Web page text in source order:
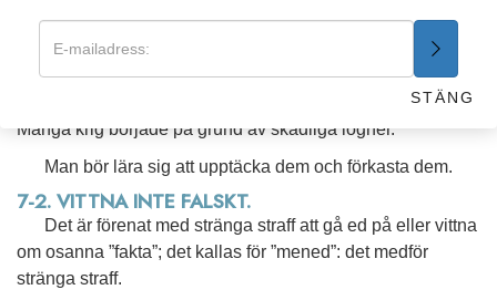
avundsjuka. Det kan driva människor till desperata
handlingar. Det kan förstöra liv. Det skapar en slags fälla i
vilken både den som ljuger och den som utsätts för lögnen
kan falla. Följden kan bli mellanmänskligt och socialt kaos.
Många krig började på grund av skadliga lögner.
Man bör lära sig att upptäcka dem och förkasta dem.
7-2. VITTNA INTE FALSKT.
Det är förenat med stränga straff att gå ed på eller vittna
om osanna ”fakta”; det kallas för ”mened”: det medför
stränga straff.
STÄNG